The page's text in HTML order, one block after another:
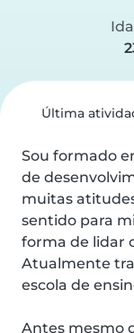
Última
Sou formado
de
muitas
sentido para
forma de lidar
Atualmente
escola de
Antes mesmo